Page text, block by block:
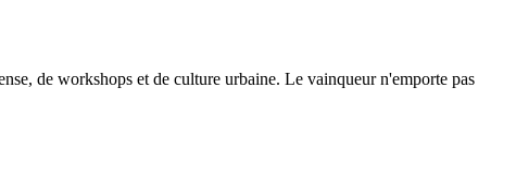
de workshops et de culture urbaine. Le vainqueur n'emporte pas